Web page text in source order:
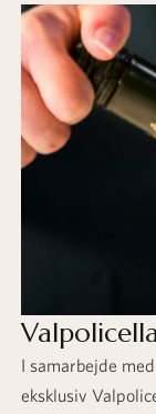
I samarbejde
eksklusiv